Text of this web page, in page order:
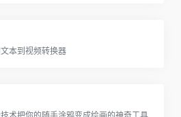
本到视频转换器
术把你的随手涂鸦变成绘画的神奇工具